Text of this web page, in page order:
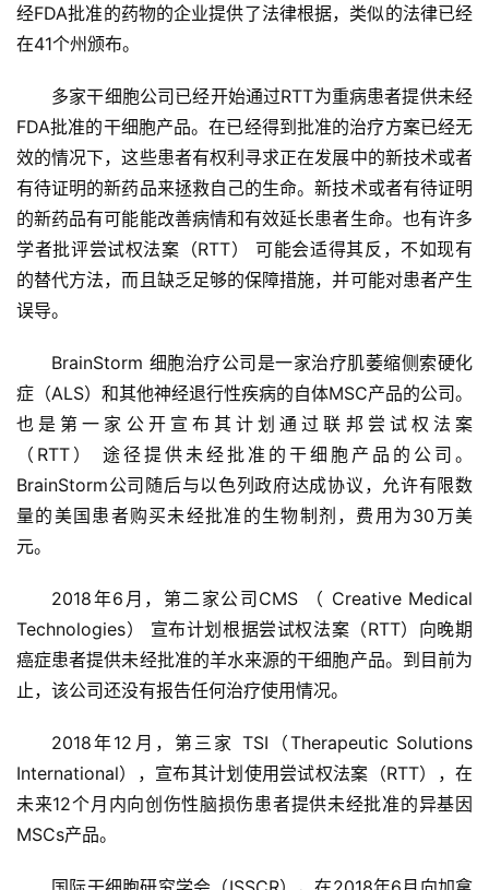
经FDA批准的药物的企业提供了法律根据，类似的法律已经
在41个州颁布。
多家干细胞公司已经开始通过RTT为重病患者提供未经
FDA批准的干细胞产品。在已经得到批准的治疗方案已经无
效的情况下，这些患者有权利寻求正在发展中的新技术或者
有待证明的新药品来拯救自己的生命。新技术或者有待证明
的新药品有可能能改善病情和有效延长患者生命。也有许多
学者批评尝试权法案（RTT） 可能会适得其反，不如现有
的替代方法，而且缺乏足够的保障措施，并可能对患者产生
误导。
BrainStorm 细胞治疗公司是一家治疗肌萎缩侧索硬化
症（ALS）和其他神经退行性疾病的自体MSC产品的公司。
也是第一家公开宣布其计划通过联邦尝试权法案
（RTT） 途径提供未经批准的干细胞产品的公司。
BrainStorm公司随后与以色列政府达成协议，允许有限数
量的美国患者购买未经批准的生物制剂，费用为30万美
元。
2018年6月，第二家公司CMS （ Creative Medical
Technologies） 宣布计划根据尝试权法案（RTT）向晚期
癌症患者提供未经批准的羊水来源的干细胞产品。到目前为
止，该公司还没有报告任何治疗使用情况。
2018年12月，第三家 TSI（Therapeutic Solutions
International），宣布其计划使用尝试权法案（RTT），在
未来12个月内向创伤性脑损伤患者提供未经批准的异基因
MSCs产品。